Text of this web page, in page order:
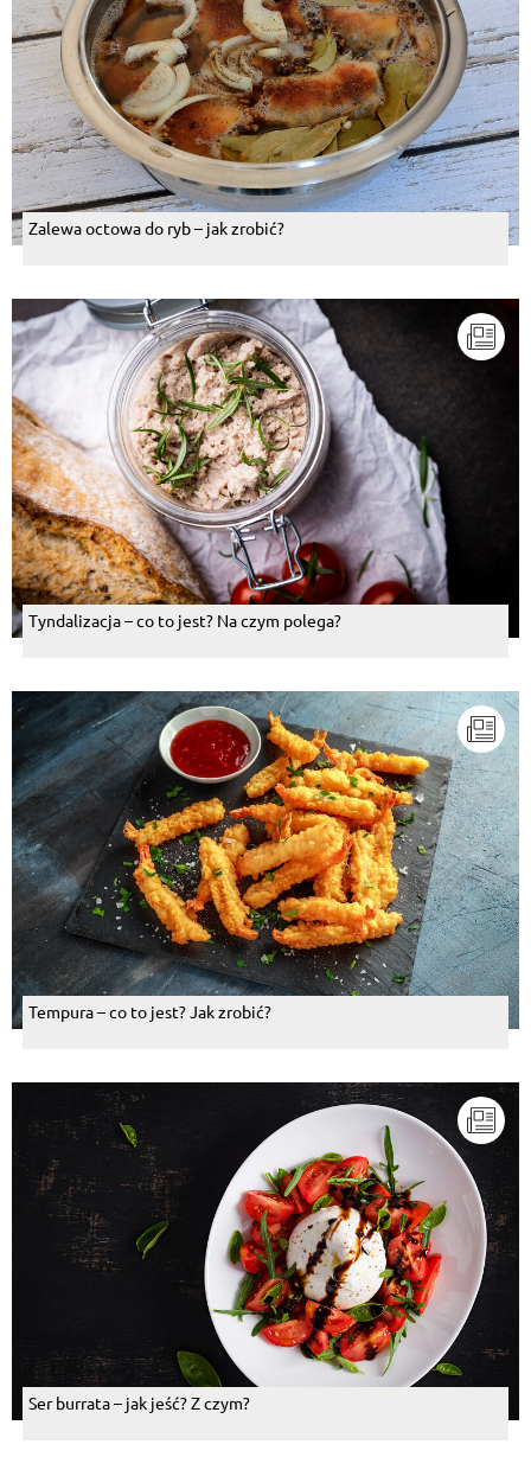
Zalewa octowa do ryb – jak zrobić?
Tyndalizacja – co to jest? Na czym polega?
Tempura – co to jest? Jak zrobić?
Ser burrata – jak jeść? Z czym?